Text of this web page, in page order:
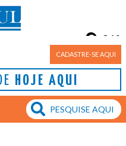
CADASTRE-SE AQUI
HOJE AQUI
Porto Alegre
21°